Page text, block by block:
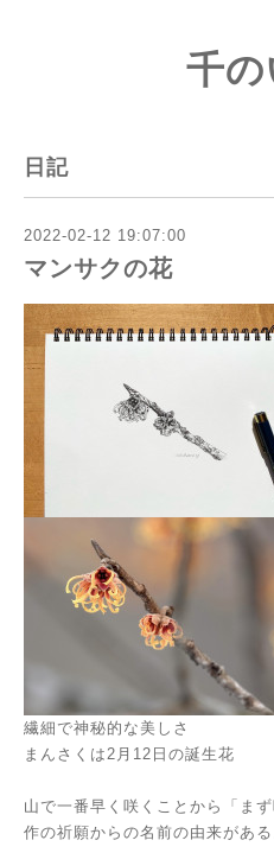
千の
日記
2022-02-12 19:07:00
マンサクの花
繊細で神秘的な美しさ
まんさくは2月12日の誕生花
山で一番早く咲くことから「ま
作の祈願からの名前の由来があ